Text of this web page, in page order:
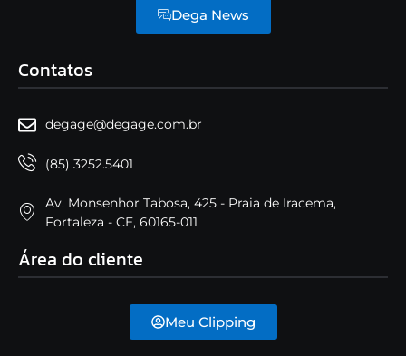
Dega News
Contatos
degage@degage.com.br
(85) 3252.5401
Av. Monsenhor Tabosa, 425 - Praia de Iracema,
Fortaleza - CE, 60165-011
Área do cliente
Meu Clipping